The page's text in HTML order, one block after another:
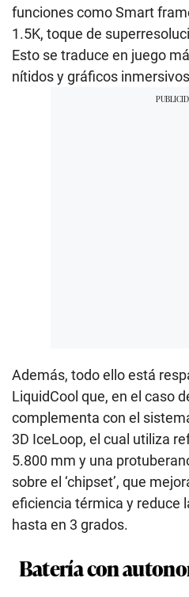
funciones como Smart
1.5K, toque de
Esto se traduce en juego
nítidos y gráficos
Además, todo ello está
LiquidCool que, en el caso
complementa con el
3D IceLoop, el cual utiliza
5.800 mm y una
sobre el ‘chipset’, que
eficiencia térmica y reduce
hasta en 3 grados.
Batería con